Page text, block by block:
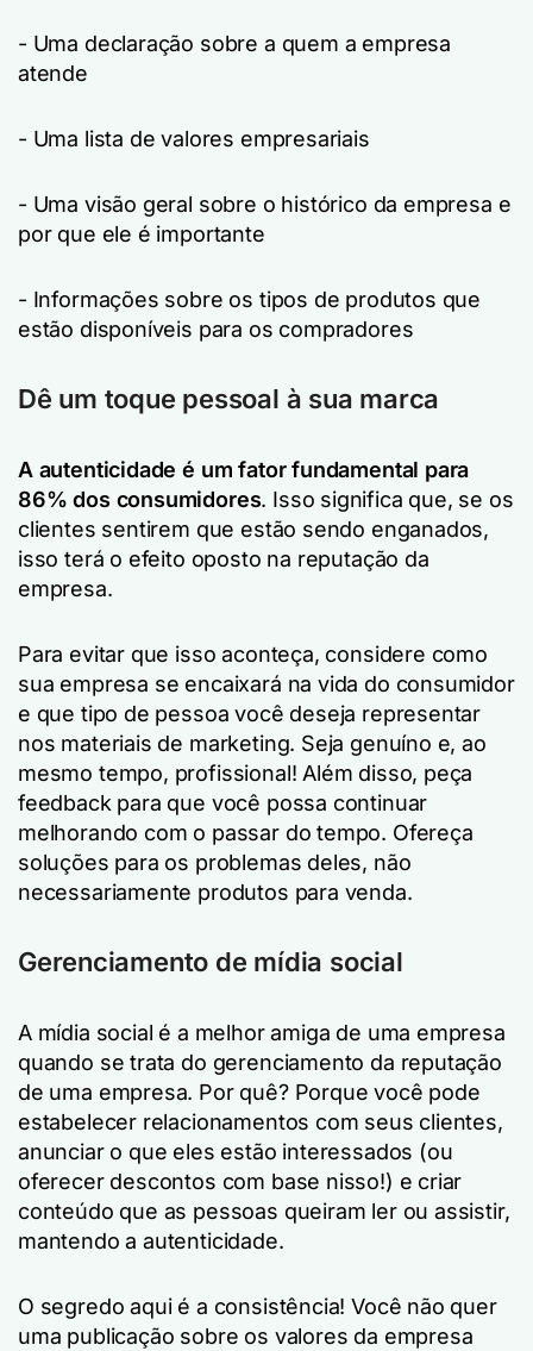
- Uma declaração sobre a quem a empresa
atende
- Uma lista de valores empresariais
- Uma visão geral sobre o histórico da empresa e
por que ele é importante
- Informações sobre os tipos de produtos que
estão disponíveis para os compradores
Dê um toque pessoal à sua marca
A autenticidade é um fator fundamental para
86% dos consumidores. Isso significa que, se os
clientes sentirem que estão sendo enganados,
isso terá o efeito oposto na reputação da
empresa.
Para evitar que isso aconteça, considere como
sua empresa se encaixará na vida do consumidor
e que tipo de pessoa você deseja representar
nos materiais de marketing. Seja genuíno e, ao
mesmo tempo, profissional! Além disso, peça
feedback para que você possa continuar
melhorando com o passar do tempo. Ofereça
soluções para os problemas deles, não
necessariamente produtos para venda.
Gerenciamento de mídia social
A mídia social é a melhor amiga de uma empresa
quando se trata do gerenciamento da reputação
de uma empresa. Por quê? Porque você pode
estabelecer relacionamentos com seus clientes,
anunciar o que eles estão interessados (ou
oferecer descontos com base nisso!) e criar
conteúdo que as pessoas queiram ler ou assistir,
mantendo a autenticidade.
O segredo aqui é a consistência! Você não quer
uma publicação sobre os valores da empresa